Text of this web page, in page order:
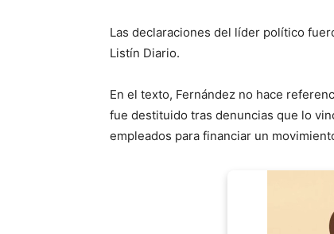
Las declaraciones del líder político
Listín Diario.
En el texto, Fernández no hace
fue destituido tras denuncias que lo
empleados para financiar un